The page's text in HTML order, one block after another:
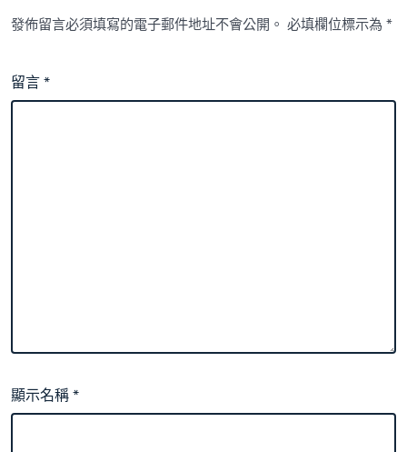
發佈留言必須填寫的電子郵件地址不會公開。 必填欄位標示為*
留言*
顯示名稱*